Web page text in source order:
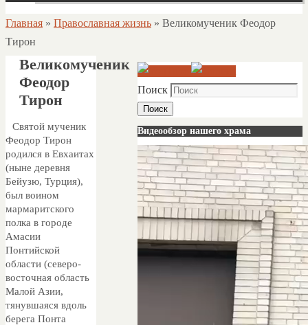
Главная » Православная жизнь » Великомученик Феодор
Тирон
Великомученик
Феодор
Тирон
Святой мученик
Феодор Тирон
родился в Евхаитах
(ныне деревня
Бейузю, Турция),
был воином
мармаритского
полка в городе
Амасии
Понтийской
области (северо-
восточная область
Малой Азии,
тянувшаяся вдоль
берега Понта
Поиск
Поиск
Видеообзор нашего храма